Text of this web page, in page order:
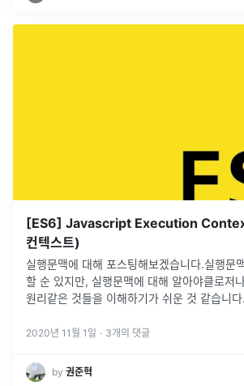
[ES6] Javascript Execution
컨텍스트)
실행문맥에 대해 포스팅해보겠습니다.실행문
할 순 있지만, 실행문맥에 대해 알아야클로저
원리같은 것들을 이해하기가 쉬운 것 같습니
행되는 ...
2020년 11월 1일 · 3개의 댓글
by 권준혁